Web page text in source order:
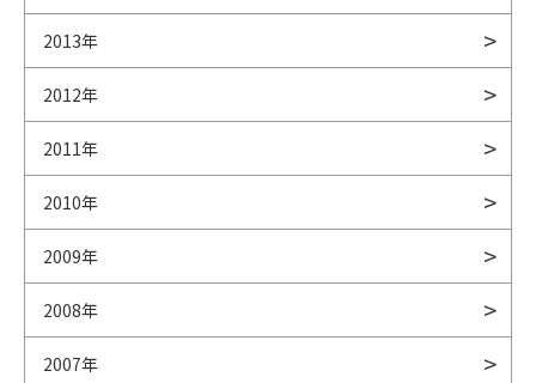
2013年
2012年
2011年
2010年
2009年
2008年
2007年